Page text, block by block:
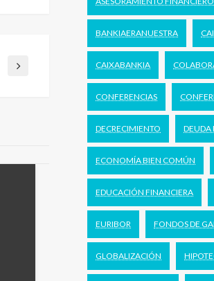
BANKIAERANUESTRA
CAIXABANKIA
CONFERENCIAS
DECRECIMIENTO DEUDA
ECONOMÍA BIEN COMÚN
EDUCACIÓN FINANCIERA
EURIBOR FONDOS DE
GLOBALIZACIÓN